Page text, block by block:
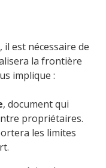
est nécessaire de
la frontière
implique :
, document qui
propriétaires.
les limites